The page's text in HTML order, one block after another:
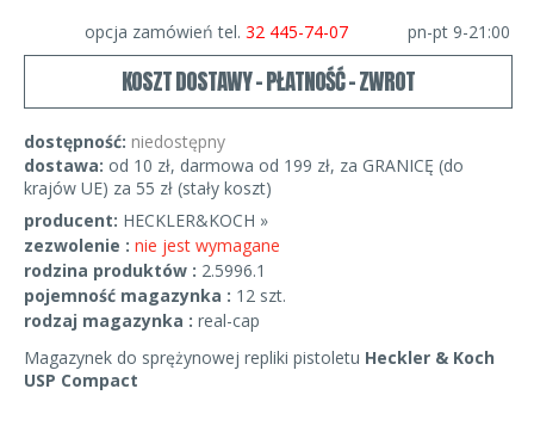
opcja zamówień tel. 32 445-74-07 pn-pt 9-21:00
KOSZT DOSTAWY - PŁATNOŚĆ - ZWROT
dostępność: niedostępny
dostawa: od 10 zł, darmowa od 199 zł, za GRANICĘ (do
krajów UE) za 55 zł (stały koszt)
producent: HECKLER&KOCH »
zezwolenie : nie jest wymagane
rodzina produktów : 2.5996.1
pojemność magazynka : 12 szt.
rodzaj magazynka : real-cap
Magazynek do sprężynowej repliki pistoletu Heckler & Koch
USP Compact